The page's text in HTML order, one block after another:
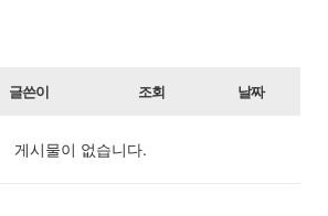
글쓴이 조회 날짜
게시물이 없습니다.